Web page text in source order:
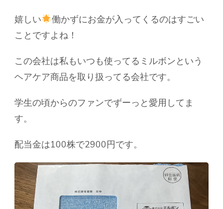
嬉しい
働かずにお金が入ってくるのはすごい
ことですよね！
この会社は私もいつも使ってるミルボンという
ヘアケア商品を取り扱ってる会社です。
学生の頃からのファンでずーっと愛用してま
す。
配当金は100株で2900円です。